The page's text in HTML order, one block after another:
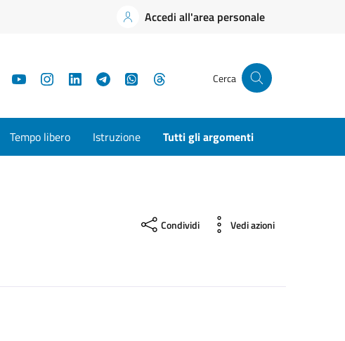
Accedi all'area personale
YouTubeInstagramLinkedInTelegramWhatsApp Cerca
Tempo libero Istruzione Tutti gli argomenti
Condividi Vedi azioni